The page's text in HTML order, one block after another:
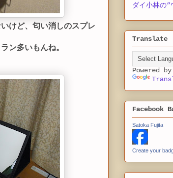
けど、匂い消しのスプレ
ン多いもんね。
ダイ小林の
Translate
Powered by
Facebook
Satoka Fujita
Create your